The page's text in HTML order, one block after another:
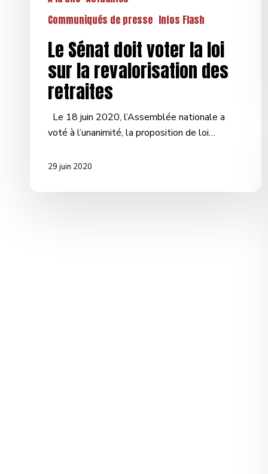
Communiqués de presse Infos Flash
Le Sénat doit voter la loi
sur la revalorisation des
retraites
Le 18 juin 2020, l’Assemblée nationale a
voté à l’unanimité, la proposition de loi…
29 juin 2020